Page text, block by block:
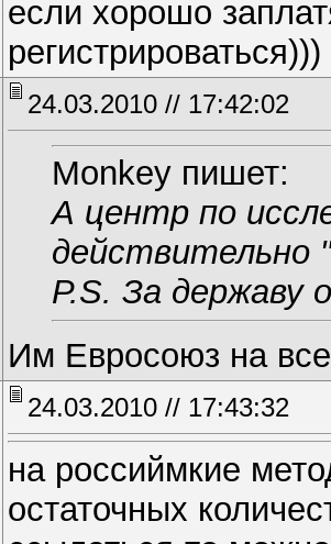
если хорошо
регистрироваться)))
24.03.2010 // 17:42:02
Monkey пишет:
А центр по
действительно
Р.S. За державу
Им Евросоюз на
24.03.2010 // 17:43:32
на российмкие
остаточных